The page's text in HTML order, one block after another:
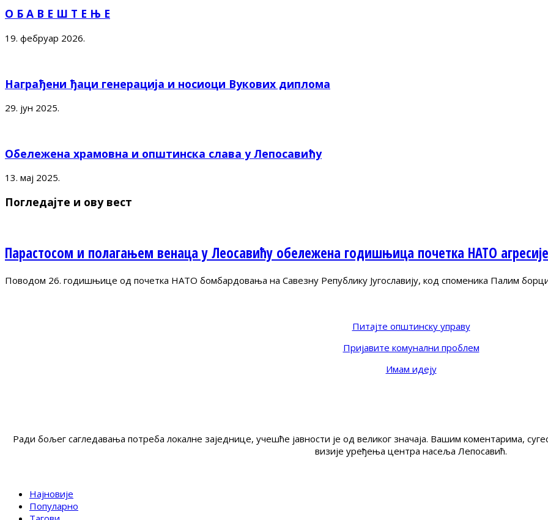
О Б А В Е Ш Т Е Њ Е
19. фебруар 2026.
Награђени ђаци генерација и носиоци Вукових диплома
29. јун 2025.
Обележена храмовна и општинска слава у Лепосавићу
13. мај 2025.
Погледајте и ову вест
Парастосом и полагањем венаца у Леосавићу обележена годишњица почетка НАТО агресије
Поводом 26. годишњице од почетка НАТО бомбардовања на Савезну Републику Југославију, код споменика Палим
Питајте општинску управу
Пријавите комунални проблем
Имам идеју
Ради бољег сагледавања потреба локалне заједнице, учешће јавности је од великог значаја. Вашим коментарима,
визије уређења центра насеља Лепосавић.
Најновије
Популарно